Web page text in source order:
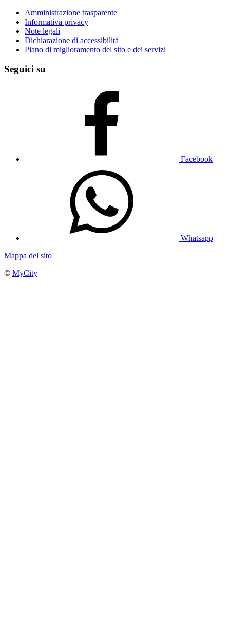
Amministrazione trasparente
Informativa privacy
Note legali
Dichiarazione di accessibilità
Piano di miglioramento del sito e dei servizi
Seguici su
Facebook
Whatsapp
Mappa del sito
© MyCity